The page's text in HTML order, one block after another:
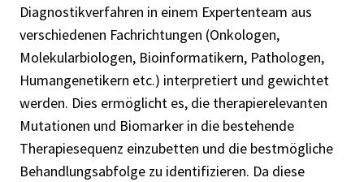
Diagnostikverfahren in einem Expertenteam aus
verschiedenen Fachrichtungen (Onkologen,
Molekularbiologen, Bioinformatikern, Pathologen,
Humangenetikern etc.) interpretiert und gewichtet
werden. Dies ermöglicht es, die therapierelevanten
Mutationen und Biomarker in die bestehende
Therapiesequenz einzubetten und die bestmögliche
Behandlungsabfolge zu identifizieren. Da diese